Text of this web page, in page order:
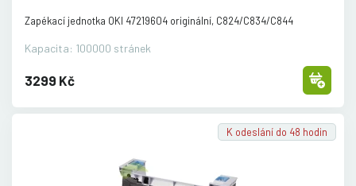
Zapékací jednotka OKI 47219604 originální, C824/C834/C844
Kapacita: 100000 stránek
3299 Kč
K odeslání do 48 hodin